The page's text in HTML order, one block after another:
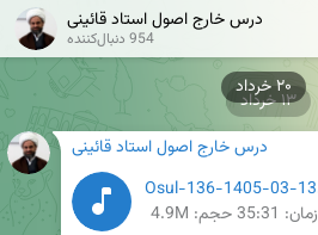
۲۰ خرداد
درس خارج اصول استاد قائینی
954 دنبال‌کننده
درس خارج اصول استاد قائینی
زمان: 35:31 حجم: 4.9M
۱۳ خرداد